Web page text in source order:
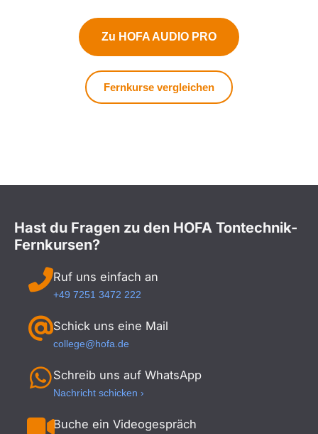
Zu HOFA AUDIO PRO
Fernkurse vergleichen
Hast du Fragen zu den HOFA Tontechnik-
Fernkursen?
Ruf uns einfach an
+49 7251 3472 222
Schick uns eine Mail
college@hofa.de
Schreib uns auf WhatsApp
Nachricht schicken ›
Buche ein Videogespräch